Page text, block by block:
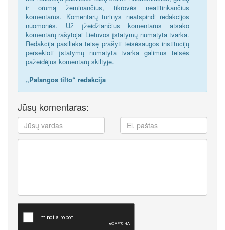
ir orumą žeminančius, tikrovės neatitinkančius
komentarus. Komentarų turinys neatspindi redakcijos
nuomonės. Už įžeidžiančius komentarus atsako
komentarų rašytojai Lietuvos įstatymų numatyta tvarka.
Redakcija pasilieka teisę prašyti teisėsaugos institucijų
persekioti įstatymų numatyta tvarka galimus teisės
pažeidėjus komentarų skiltyje.
„Palangos tilto“ redakcija
Jūsų komentaras: